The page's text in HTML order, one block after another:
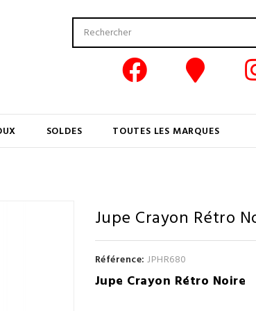
SOLDES TOUTES LES MARQUES
Jupe Crayon Rétro
Référence: JPHR680
Jupe Crayon Rétro Noire